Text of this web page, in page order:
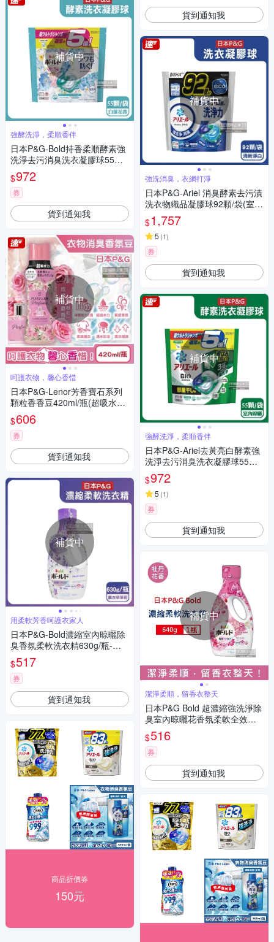
補貨中
強酵洗淨，柔順香伴
日本P&G-Bold持香柔順酵素強
洗淨去污消臭洗衣凝膠球55顆/
水藍袋-白葉花香(洗衣機筒槽防
霉洗衣球,家庭號補充包洗衣膠
囊)
$972
券
貨到通知我
補貨中
呵護衣物，馨心香惜
日本P&G-Lenor芳香寶石系列
顆粒香香豆420ml/瓶(超吸水力
長效持香約12週,寢具布家飾消
臭劑,室內防臭留香珠)
$606
券
貨到通知我
補貨中
用柔軟芳香呵護衣家人
日本P&G-Bold濃縮室內晾曬除
臭香氛柔軟洗衣精630g/瓶-薰
衣草茉莉(紫)(持香約24小時,消
臭柔順)
$517
券
貨到通知我
商品折價券
150元
貨到通知我
補貨中
強洗消臭，衣網打淨
日本P&G-Ariel 消臭酵素去污漬
洗衣物織品凝膠球92顆/袋(室內
晾曬除臭,防霉4D膠囊,家庭號補
充包)
$1,757
5 (1)
券
貨到通知我
補貨中
強酵洗淨，柔順香伴
日本P&G-Ariel去黃亮白酵素強
洗淨去污消臭洗衣凝膠球55顆/
綠袋-室內晾曬(洗衣機筒槽防霉
洗衣球,家庭號補充包洗衣膠囊)
$972
5 (1)
券
貨到通知我
補貨中
潔淨柔順，留香衣整天
日本P&G Bold 超濃縮強洗淨除
臭室內晾曬花香氛柔軟全效洗
衣精640g/瓶 2款可選 (香氛柔
順劑,消臭護衣洗衣劑,直立式,滾
筒式洗衣機皆適用)
$516
券
貨到通知我